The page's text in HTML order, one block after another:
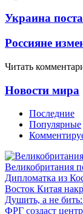
Украина
Россияне
Читать
Новости мира
Последние
Популярные
Великобритания
Дипломатка из
Восток Китая
Душить, а не
ФРГ создаст